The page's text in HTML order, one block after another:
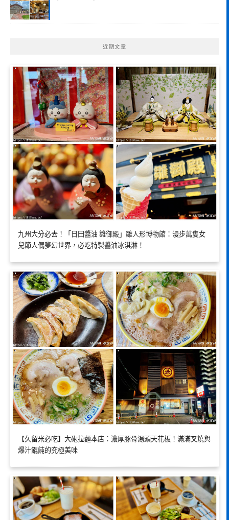
近期文章
九州大分必去！「日田醬油 雛御殿」雛人形博物館：漫步萬隻女
兒節人偶夢幻世界，必吃特製醬油冰淇淋！
【久留米必吃】大砲拉麵本店：濃厚豚骨湯頭天花板！滿滿叉燒與
爆汁餛飩的究極美味